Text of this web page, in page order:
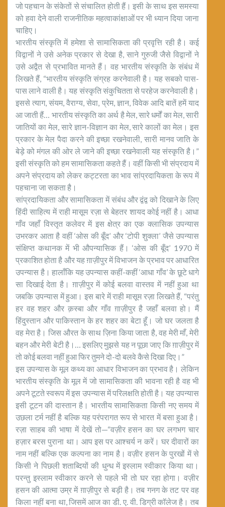
जो पहचान के संकेतों से संचालित होती हैं। इसी के साथ इस समस्या
को हवा देने वाली राजनीतिक महत्वाकांक्षाओं पर भी ध्यान दिया जाना
चाहिए।
भारतीय संस्कृति में हमेशा से सामासिकता की प्रवृत्ति रही है। कई
विद्वानों ने उसे अनेक प्रकार से देखा है, साने गुरुजी जैसे विद्वानों ने
उसे अद्वैत से प्रभावित मानते हैं। वह भारतीय संस्कृति के संबंध में
लिखते हैं, “भारतीय संस्कृति संग्रह करनेवाली है। यह सबको पास-
पास लाने वाली है। यह संस्कृति संकुचितता से परहेज करनेवाली है।
इससे त्याग, संयम, वैराग्य, सेवा, प्रेम, ज्ञान, विवेक आदि बातें हमें याद
आ जाती हैं… भारतीय संस्कृति का अर्थ है मेल, सारे धर्मों का मेल, सारी
जातियों का मेल, सारे ज्ञान-विज्ञान का मेल, सारे कालों का मेल। इस
प्रकार के मेल पैदा करने की इच्छा रखनेवाली, सारी मानव जाति के
बेड़े को मंगल की ओर ले जाने की इच्छा रखनेवाली यह संस्कृति है।”
इसी संस्कृति को हम सामासिकता कहते हैं। वहीं किसी भी संप्रदाय में
अपने संप्रदाय को लेकर कट्टरता का भाव सांप्रदायिकता के रूप में
पहचाना जा सकता है।
सांप्रदायिकता और सामासिकता में संबंध और द्वंद्व को दिखाने के लिए
हिंदी साहित्य में राही मासूम रज़ा से बेहतर शायद कोई नहीं है। आधा
गाँव जहाँ विस्तृत कलेवर में इस क्षेत्र का एक क्लासिक उपन्यास
उभरकर आता है वहीं ‘ओस की बूँद’ और ‘टोपी शुक्ला’ जैसे उपन्यास
संक्षिप्त कथानक में भी औपन्यासिक हैं। ‘ओस की बूँद’ 1970 में
प्रकाशित होता है और यह ग़ाज़ीपुर में विभाजन के प्रभाव पर आधारित
उपन्यास है। हालाँकि यह उपन्यास कहीं-कहीं ‘आधा गाँव’ के छूटे धागे
सा दिखाई देता है। ग़ाज़ीपुर में कोई बलवा वास्तव में नहीं हुआ था
जबकि उपन्यास में हुआ। इस बारे में राही मासूम रज़ा लिखते हैं, “परंतु
हर वह शहर और क़स्बा और गाँव ग़ाज़ीपुर है जहाँ बलवा हो। मैं
हिंदुस्तान और पाकिस्तान के हर शहर का बेटा हूँ। जो घर जलता है
वह मेरा है। जिस औरत के साथ ज़िना किया जाता है, वह मेरी माँ, मेरी
बहन और मेरी बेटी है।… इसलिए मुझसे यह न पूछा जाए कि ग़ाज़ीपुर में
तो कोई बलवा नहीं हुआ फिर तुमने दो-दो बलवे कैसे दिखा दिए।”
इस उपन्यास के मूल कथ्य का आधार विभाजन का प्रभाव है। लेकिन
भारतीय संस्कृति के मूल में जो सामासिकता की भावना रही है वह भी
अपने टूटते स्वरूप में इस उपन्यास में परिलक्षति होती है। यह उपन्यास
इसी टूटन की दास्तान है। भारतीय सामासिकता किसी नए समय में
उछला टर्म नहीं है बल्कि यह परंपरागत रूप से भारत में बसा हुआ है।
रज़ा साहब की भाषा में देखें तो—“वज़ीर हसन का घर लगभग चार
हज़ार बरस पुराना था। आप इस पर आश्चर्य न करें। घर दीवारों का
नाम नहीं बल्कि एक कल्पना का नाम है। वज़ीर हसन के पुरखों में से
किसी ने पिछली शताब्दियों की धुन्ध में इस्लाम स्वीकार किया था।
परन्तु इस्लाम स्वीकार करने से पहले भी तो घर रहा होगा। वज़ीर
हसन की आत्मा उम्र में ग़ाज़ीपुर से बड़ी है। तब गनग के तट पर वह
किला नहीं बना था, जिसमें आज का डी. ए. वी. डिग्री कॉलेज है। तब